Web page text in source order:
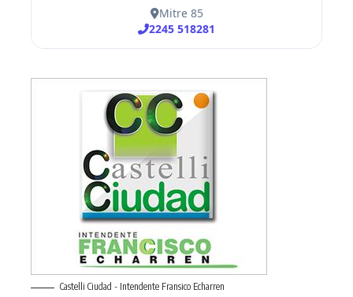
Castelli Ciudad - Intendente Fransico Echarren